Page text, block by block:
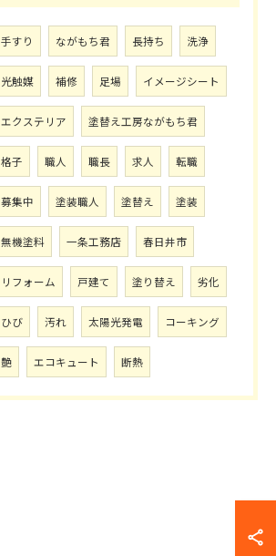
手すり ながもち君 長持ち 洗浄
光触媒 補修 足場 イメージシート
エクステリア 塗替え工房ながもち君
格子 職人 職長 求人 転職
募集中 塗装職人 塗替え 塗装
無機塗料 一条工務店 春日井市
リフォーム 戸建て 塗り替え 劣化
ひび 汚れ 太陽光発電 コーキング
艶 エコキュート 断熱